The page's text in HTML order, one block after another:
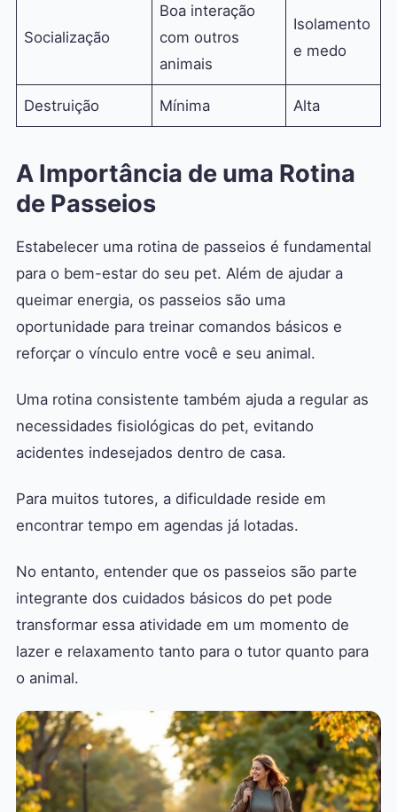
Socialização
Boa interação
com outros
animais
Isolamento
e medo
Destruição Mínima Alta
A Importância de uma Rotina
de Passeios
Estabelecer uma rotina de passeios é fundamental
para o bem-estar do seu pet. Além de ajudar a
queimar energia, os passeios são uma
oportunidade para treinar comandos básicos e
reforçar o vínculo entre você e seu animal.
Uma rotina consistente também ajuda a regular as
necessidades fisiológicas do pet, evitando
acidentes indesejados dentro de casa.
Para muitos tutores, a dificuldade reside em
encontrar tempo em agendas já lotadas.
No entanto, entender que os passeios são parte
integrante dos cuidados básicos do pet pode
transformar essa atividade em um momento de
lazer e relaxamento tanto para o tutor quanto para
o animal.